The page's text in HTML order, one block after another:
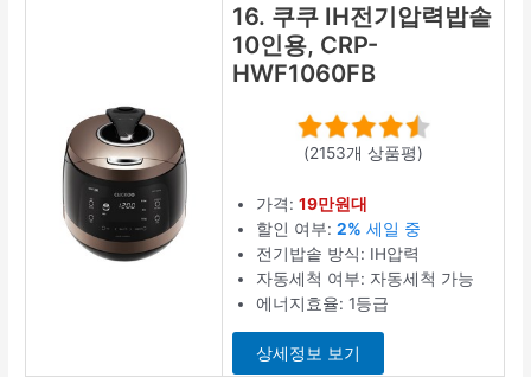
16. 쿠쿠 IH전기압력밥솥
10인용, CRP-
HWF1060FB
(2153개 상품평)
가격:19만원대
할인 여부:2% 세일 중
전기밥솥 방식: IH압력
자동세척 여부: 자동세척 가능
에너지효율: 1등급
상세정보 보기